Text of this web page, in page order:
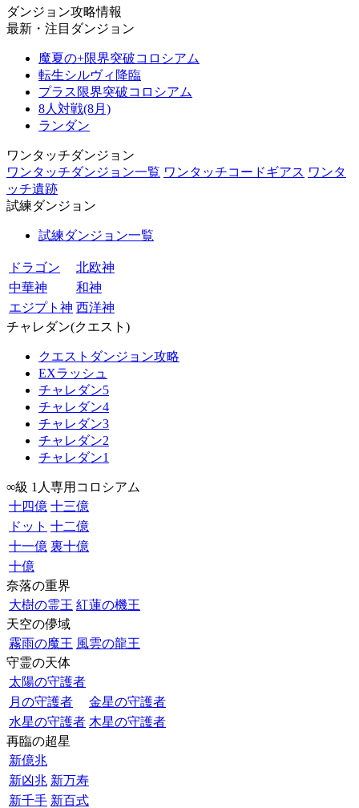
ダンジョン攻略情報
最新・注目ダンジョン
魔夏の+限界突破コロシアム
転生シルヴィ降臨
プラス限界突破コロシアム
8人対戦(8月)
ランダン
ワンタッチダンジョン
ワンタッチダンジョン一覧 ワンタッチコードギアス ワンタ
ッチ遺跡
試練ダンジョン
試練ダンジョン一覧
ドラゴン
北欧神
中華神
和神
エジプト神 西洋神
チャレダン(クエスト)
クエストダンジョン攻略
EXラッシュ
チャレダン5
チャレダン4
チャレダン3
チャレダン2
チャレダン1
∞級 1人専用コロシアム
十四億 十三億
ドット 十二億
十一億 裏十億
十億
奈落の重界
大樹の霊王 紅蓮の機王
天空の儚域
霧雨の魔王 風雲の龍王
守霊の天体
太陽の守護者
月の守護者
金星の守護者
水星の守護者 木星の守護者
再臨の超星
新億兆
新凶兆 新万寿
新千手 新百式